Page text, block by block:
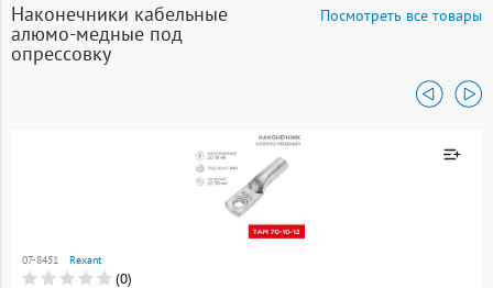
Наконечники кабельные
алюмо-медные под
опрессовку
Посмотреть все товары
сравнению
07-8451 Rexant
(0)